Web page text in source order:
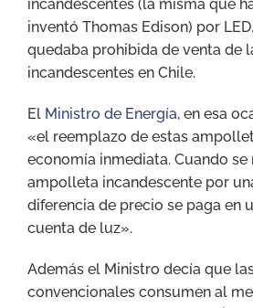
incandescentes (la misma que
inventó Thomas Edison) por
quedaba prohibida de venta de
incandescentes en Chile.
El Ministro de Energía, en esa
«el reemplazo de estas
economía inmediata. Cuando se
ampolleta incandescente por
diferencia de precio se paga en
cuenta de luz».
Además el Ministro decía que
convencionales consumen al